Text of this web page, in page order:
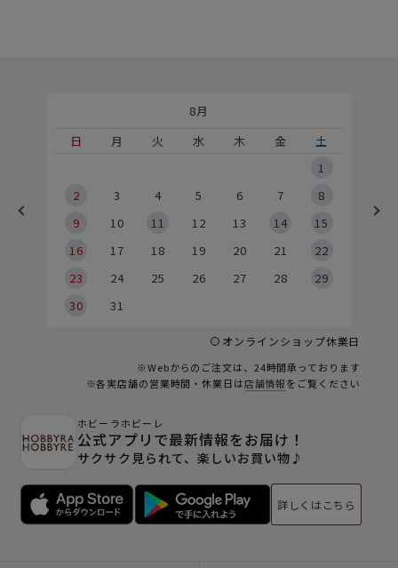
8月
日
月 火 水 木 金
土
1
2
3 4 5 6 7
8
9
10 11 12 13 14
15
16
17 18 19 20 21
22
23
24 25 26 27 28
29
30
31
オンラインショップ休業日
※Webからのご注文は、24時間承っております
※各実店舗の営業時間・休業日は店舗情報をご覧ください
ホビーラホビーレ
公式アプリで最新情報をお届け！
サクサク見られて、楽しいお買い物♪
詳しくはこちら